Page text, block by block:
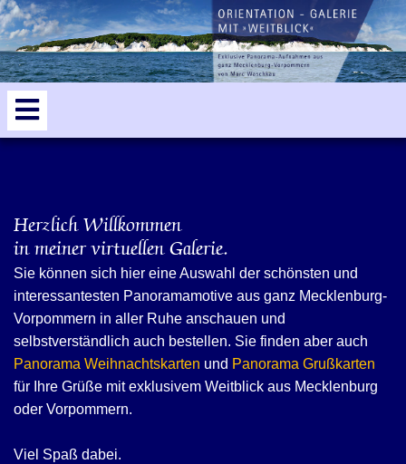
Herzlich Willkommen
in meiner virtuellen Galerie.
Sie können sich hier eine Auswahl der schönsten und
interessantesten Panoramamotive aus ganz Mecklenburg-
Vorpommern in aller Ruhe anschauen und
selbstverständlich auch bestellen. Sie finden aber auch
Panorama Weihnachtskarten und Panorama Grußkarten
für Ihre Grüße mit exklusivem Weitblick aus Mecklenburg
oder Vorpommern.
Viel Spaß dabei.